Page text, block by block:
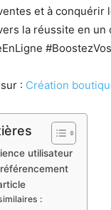
et à conquérir
la réussite en un
: Création
utilisateur
: